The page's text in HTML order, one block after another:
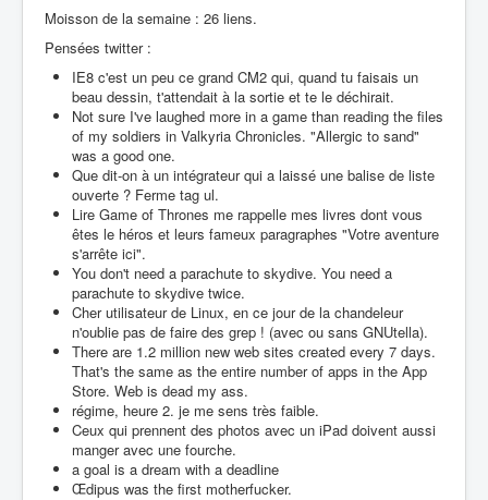
Moisson de la semaine : 26 liens.
Pensées twitter :
IE8 c'est un peu ce grand CM2 qui, quand tu faisais un
beau dessin, t'attendait à la sortie et te le déchirait.
Not sure I've laughed more in a game than reading the files
of my soldiers in Valkyria Chronicles. "Allergic to sand"
was a good one.
Que dit-on à un intégrateur qui a laissé une balise de liste
ouverte ? Ferme tag ul.
Lire Game of Thrones me rappelle mes livres dont vous
êtes le héros et leurs fameux paragraphes "Votre aventure
s'arrête ici".
You don't need a parachute to skydive. You need a
parachute to skydive twice.
Cher utilisateur de Linux, en ce jour de la chandeleur
n'oublie pas de faire des grep ! (avec ou sans GNUtella).
There are 1.2 million new web sites created every 7 days.
That's the same as the entire number of apps in the App
Store. Web is dead my ass.
régime, heure 2. je me sens très faible.
Ceux qui prennent des photos avec un iPad doivent aussi
manger avec une fourche.
a goal is a dream with a deadline
Œdipus was the first motherfucker.